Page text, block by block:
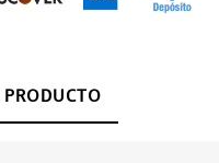
PRODUCTO